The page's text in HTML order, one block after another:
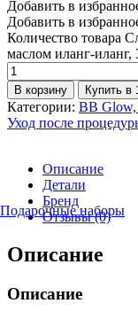
Подарочные наборы
Добавить в
Добавить в
Количество товара
маслом иланг-
В корзину Купить в
Категории: BB Glow,
Уход после
Описание
Детали
Бренд
Отзывы (0)
Описание
Описание